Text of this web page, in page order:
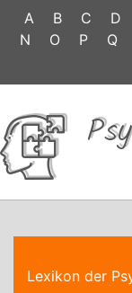
A B C D
N
O P Q
Lexikon der